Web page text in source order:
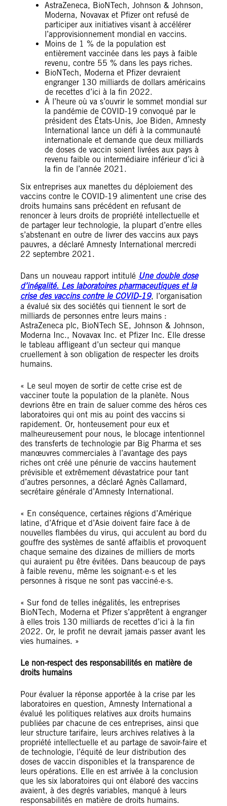
AstraZeneca, BioNTech, Johnson & Johnson,
Moderna, Novavax et Pfizer ont refusé de
participer aux initiatives visant à accélérer
l’approvisionnement mondial en vaccins.
Moins de 1 % de la population est
entièrement vaccinée dans les pays à faible
revenu, contre 55 % dans les pays riches.
BioNTech, Moderna et Pfizer devraient
engranger 130 milliards de dollars américains
de recettes d’ici à la fin 2022.
À l’heure où va s’ouvrir le sommet mondial sur
la pandémie de COVID-19 convoqué par le
président des États-Unis, Joe Biden, Amnesty
International lance un défi à la communauté
internationale et demande que deux milliards
de doses de vaccin soient livrées aux pays à
revenu faible ou intermédiaire inférieur d’ici à
la fin de l’année 2021.
Six entreprises aux manettes du déploiement des
vaccins contre le COVID-19 alimentent une crise des
droits humains sans précédent en refusant de
renoncer à leurs droits de propriété intellectuelle et
de partager leur technologie, la plupart d’entre elles
s’abstenant en outre de livrer des vaccins aux pays
pauvres, a déclaré Amnesty International mercredi
22 septembre 2021.
Dans un nouveau rapport intitulé Une double dose
d’inégalité. Les laboratoires pharmaceutiques et la
crise des vaccins contre le COVID-19, l’organisation
a évalué six des sociétés qui tiennent le sort de
milliards de personnes entre leurs mains :
AstraZeneca plc, BioNTech SE, Johnson & Johnson,
Moderna Inc., Novavax Inc. et Pfizer Inc. Elle dresse
le tableau affligeant d’un secteur qui manque
cruellement à son obligation de respecter les droits
humains.
« Le seul moyen de sortir de cette crise est de
vacciner toute la population de la planète. Nous
devrions être en train de saluer comme des héros ces
laboratoires qui ont mis au point des vaccins si
rapidement. Or, honteusement pour eux et
malheureusement pour nous, le blocage intentionnel
des transferts de technologie par Big Pharma et ses
manœuvres commerciales à l’avantage des pays
riches ont créé une pénurie de vaccins hautement
prévisible et extrêmement dévastatrice pour tant
d’autres personnes, a déclaré Agnès Callamard,
secrétaire générale d’Amnesty International.
« En conséquence, certaines régions d’Amérique
latine, d’Afrique et d’Asie doivent faire face à de
nouvelles flambées du virus, qui acculent au bord du
gouffre des systèmes de santé affaiblis et provoquent
chaque semaine des dizaines de milliers de morts
qui auraient pu être évitées. Dans beaucoup de pays
à faible revenu, même les soignant·e·s et les
personnes à risque ne sont pas vacciné·e·s.
« Sur fond de telles inégalités, les entreprises
BioNTech, Moderna et Pfizer s’apprêtent à engranger
à elles trois 130 milliards de recettes d’ici à la fin
2022. Or, le profit ne devrait jamais passer avant les
vies humaines. »
Le non-respect des responsabilités en matière de
droits humains
Pour évaluer la réponse apportée à la crise par les
laboratoires en question, Amnesty International a
évalué les politiques relatives aux droits humains
publiées par chacune de ces entreprises, ainsi que
leur structure tarifaire, leurs archives relatives à la
propriété intellectuelle et au partage de savoir-faire et
de technologie, l’équité de leur distribution des
doses de vaccin disponibles et la transparence de
leurs opérations. Elle en est arrivée à la conclusion
que les six laboratoires qui ont élaboré des vaccins
avaient, à des degrés variables, manqué à leurs
responsabilités en matière de droits humains.